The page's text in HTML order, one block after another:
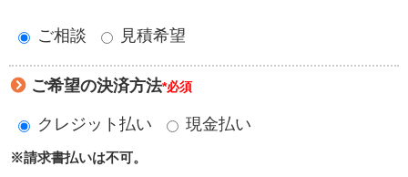
ご相談 見積希望
ご希望の決済方法*必須
クレジット払い 現金払い
※請求書払いは不可。